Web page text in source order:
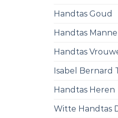
Handtas Goud
Handtas
Handtas
Isabel Bernard
Handtas Heren
Witte Handtas